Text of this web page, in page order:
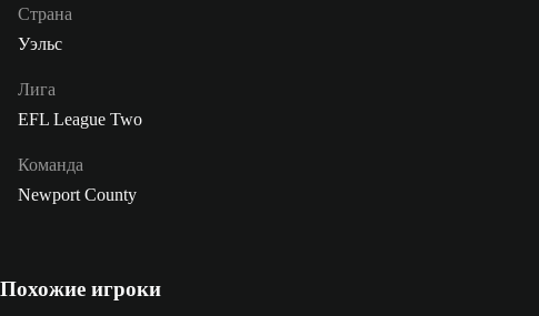
Страна
Уэльс
Лига
EFL League Two
Команда
Newport County
Похожие игроки